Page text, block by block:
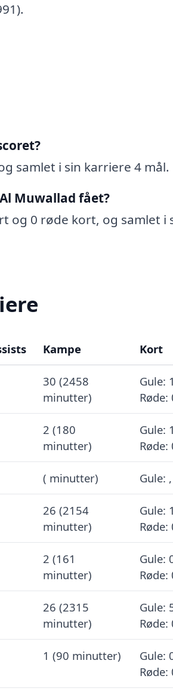
samlet i sin karriere 4 mål.
Muwallad fået?
og 0 røde kort, og samlet i
Kampe Kort
30 (2458
minutter)
Gule:
Røde:
2 (180
minutter)
Gule:
Røde:
( minutter) Gule:
26 (2154
minutter)
Gule:
Røde:
2 (161
minutter)
Gule:
Røde:
26 (2315
minutter)
Gule:
Røde:
1 (90 minutter)
Gule:
Røde: